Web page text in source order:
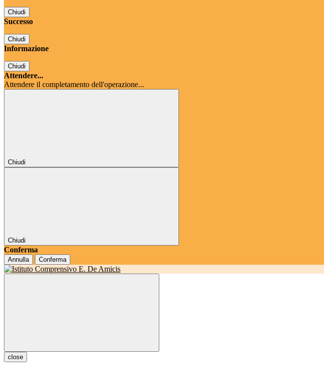
Chiudi
Successo
Chiudi
Informazione
Chiudi
Attendere...
Attendere il completamento dell'operazione...
Chiudi
Chiudi
Conferma
Annulla Conferma
close